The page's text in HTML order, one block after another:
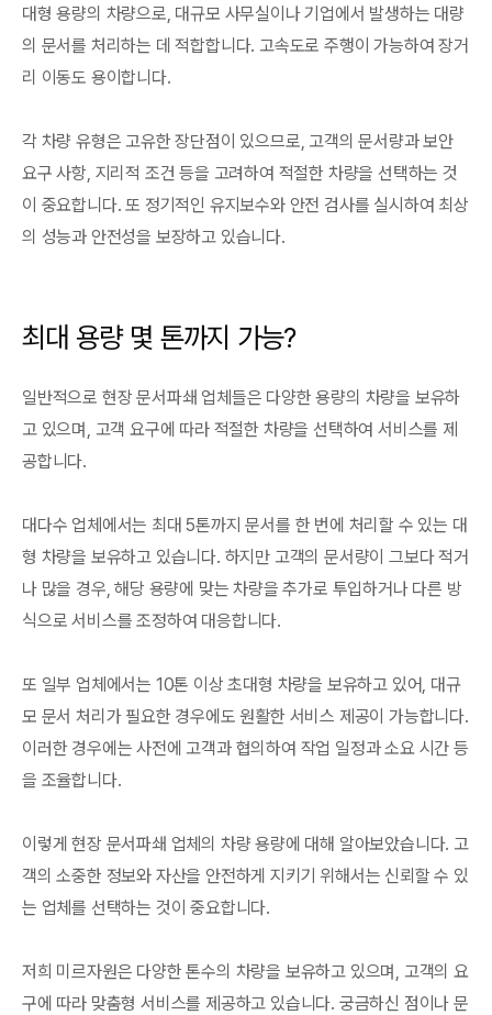
대형 용량의 차량으로, 대규모 사무실이나 기업에서 발생하는 대량
의 문서를 처리하는 데 적합합니다. 고속도로 주행이 가능하여 장거
리 이동도 용이합니다.
각 차량 유형은 고유한 장단점이 있으므로, 고객의 문서량과 보안
요구 사항, 지리적 조건 등을 고려하여 적절한 차량을 선택하는 것
이 중요합니다. 또 정기적인 유지보수와 안전 검사를 실시하여 최상
의 성능과 안전성을 보장하고 있습니다.
최대 용량 몇 톤까지 가능?
일반적으로 현장 문서파쇄 업체들은 다양한 용량의 차량을 보유하
고 있으며, 고객 요구에 따라 적절한 차량을 선택하여 서비스를 제
공합니다.
대다수 업체에서는 최대 5톤까지 문서를 한 번에 처리할 수 있는 대
형 차량을 보유하고 있습니다. 하지만 고객의 문서량이 그보다 적거
나 많을 경우, 해당 용량에 맞는 차량을 추가로 투입하거나 다른 방
식으로 서비스를 조정하여 대응합니다.
또 일부 업체에서는 10톤 이상 초대형 차량을 보유하고 있어, 대규
모 문서 처리가 필요한 경우에도 원활한 서비스 제공이 가능합니다.
이러한 경우에는 사전에 고객과 협의하여 작업 일정과 소요 시간 등
을 조율합니다.
이렇게 현장 문서파쇄 업체의 차량 용량에 대해 알아보았습니다. 고
객의 소중한 정보와 자산을 안전하게 지키기 위해서는 신뢰할 수 있
는 업체를 선택하는 것이 중요합니다.
저희 미르자원은 다양한 톤수의 차량을 보유하고 있으며, 고객의 요
구에 따라 맞춤형 서비스를 제공하고 있습니다. 궁금하신 점이나 문